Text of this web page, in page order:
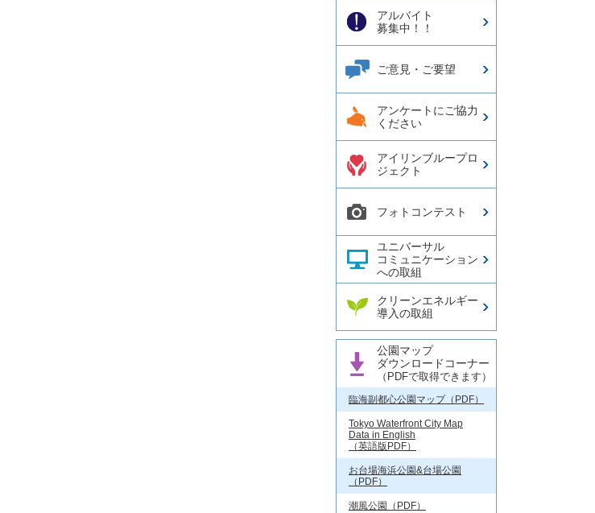
アルバイト
募集中！！
ご意見・ご要望
アンケートにご協力
ください
アイリンブループロ
ジェクト
フォトコンテスト
ユニバーサル
コミュニケーション
への取組
クリーンエネルギー
導入の取組
公園マップ
ダウンロードコーナー
（PDFで取得できます）
臨海副都心公園マップ（PDF）
Tokyo Waterfront City Map
Data in English
（英語版PDF）
お台場海浜公園&台場公園
（PDF）
潮風公園（PDF）